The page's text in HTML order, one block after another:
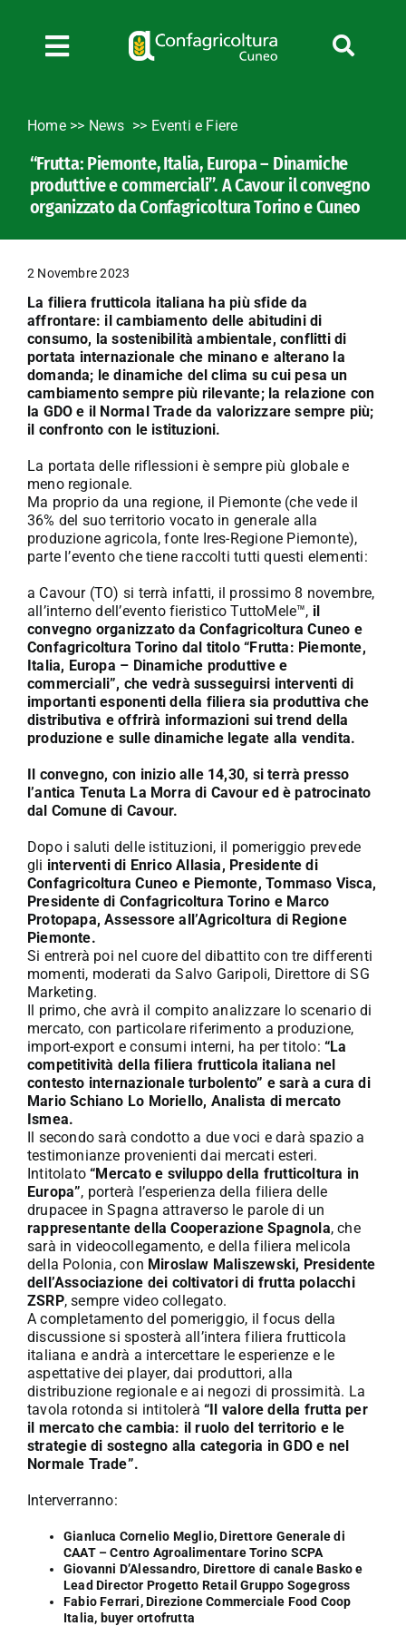
contenuto
Toggle
News
Bandi
Formazione
Convenzioni
L’Agricoltore cuneese
Fotogallery
Lavora con noi
Contatti
Home>> News Eventi e Fiere
“Frutta: Piemonte, Italia, Europa – Dinamiche
produttive e commerciali”. A Cavour il convegno
organizzato da Confagricoltura Torino e Cuneo
2 Novembre 2023
La filiera frutticola italiana ha più sfide da
affrontare: il cambiamento delle abitudini di
consumo, la sostenibilità ambientale, conflitti di
portata internazionale che minano e alterano la
domanda; le dinamiche del clima su cui pesa un
cambiamento sempre più rilevante; la relazione con
la GDO e il Normal Trade da valorizzare sempre più;
il confronto con le istituzioni.
La portata delle riflessioni è sempre più globale e
meno regionale.
Ma proprio da una regione, il Piemonte (che vede il
36% del suo territorio vocato in generale alla
produzione agricola, fonte Ires-Regione Piemonte),
parte l’evento che tiene raccolti tutti questi elementi:
a Cavour (TO) si terrà infatti, il prossimo 8 novembre,
all’interno dell’evento fieristico TuttoMele™, il
convegno organizzato da Confagricoltura Cuneo e
Confagricoltura Torino dal titolo “Frutta: Piemonte,
Italia, Europa – Dinamiche produttive e
commerciali”, che vedrà susseguirsi interventi di
importanti esponenti della filiera sia produttiva che
distributiva e offrirà informazioni sui trend della
produzione e sulle dinamiche legate alla vendita.
Il convegno, con inizio alle 14,30, si terrà presso
l’antica Tenuta La Morra di Cavour ed è patrocinato
dal Comune di Cavour.
Dopo i saluti delle istituzioni, il pomeriggio prevede
gli interventi di Enrico Allasia, Presidente di
Confagricoltura Cuneo e Piemonte, Tommaso Visca,
Presidente di Confagricoltura Torino e Marco
Protopapa, Assessore all’Agricoltura di Regione
Piemonte.
Si entrerà poi nel cuore del dibattito con tre differenti
momenti, moderati da Salvo Garipoli, Direttore di SG
Marketing.
Il primo, che avrà il compito analizzare lo scenario di
mercato, con particolare riferimento a produzione,
import-export e consumi interni, ha per titolo:“La
competitività della filiera frutticola italiana nel
contesto internazionale turbolento” e sarà a cura di
Mario Schiano Lo Moriello, Analista di mercato
Ismea.
Il secondo sarà condotto a due voci e darà spazio a
testimonianze provenienti dai mercati esteri.
Intitolato“Mercato e sviluppo della frutticoltura in
Europa”, porterà l’esperienza della filiera delle
drupacee in Spagna attraverso le parole di un
rappresentante della Cooperazione Spagnola, che
sarà in videocollegamento, e della filiera melicola
della Polonia, con Miroslaw Maliszewski, Presidente
dell’Associazione dei coltivatori di frutta polacchi
ZSRP, sempre video collegato.
A completamento del pomeriggio, il focus della
discussione si sposterà all’intera filiera frutticola
italiana e andrà a intercettare le esperienze e le
aspettative dei player, dai produttori, alla
distribuzione regionale e ai negozi di prossimità. La
tavola rotonda si intitolerà“Il valore della frutta per
il mercato che cambia: il ruolo del territorio e le
strategie di sostegno alla categoria in GDO e nel
Normale Trade”.
Interverranno:
Gianluca Cornelio Meglio, Direttore Generale di
CAAT – Centro Agroalimentare Torino SCPA
Giovanni D’Alessandro, Direttore di canale Basko e
Lead Director Progetto Retail Gruppo Sogegross
Fabio Ferrari, Direzione Commerciale Food Coop
Italia, buyer ortofrutta